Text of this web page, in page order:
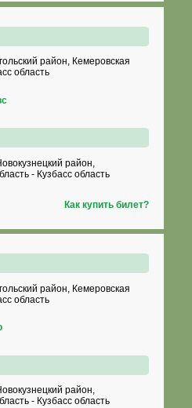
район, Кемеровская
область
район,
- Кузбасс область
Как купить билет?
район, Кемеровская
область
район,
- Кузбасс область